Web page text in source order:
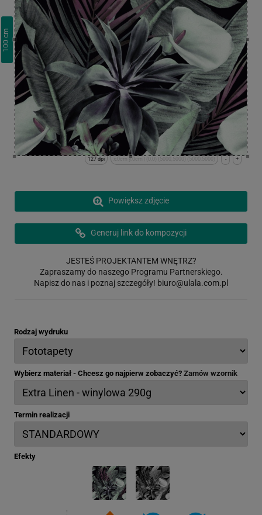
100
cm
+
-
x:0cm y:0cm | (0,0) (5000,5000) (5000,5000)
127 dpi
Powiększ zdjęcie
Generuj link do kompozycji
JESTEŚ PROJEKTANTEM WNĘTRZ?
Zapraszamy do naszego Programu Partnerskiego.
Napisz do nas i poznaj szczegóły! biuro@ulala.com.pl
Rodzaj wydruku
Wybierz materiał - Chcesz go najpierw zobaczyć? Zamów wzornik
Termin realizacji
Efekty